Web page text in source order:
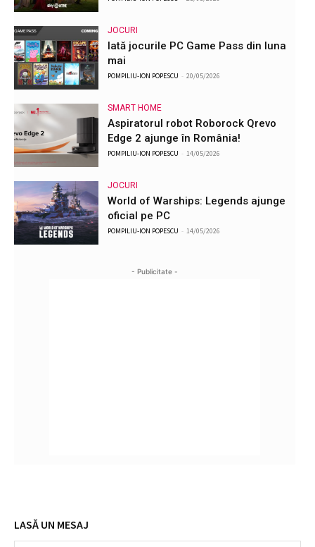
JOCURI
Iată jocurile PC Game Pass din luna
mai
POMPILIU-ION POPESCU - 20/05/2026
SMART HOME
Aspiratorul robot Roborock Qrevo
Edge 2 ajunge în România!
POMPILIU-ION POPESCU - 14/05/2026
JOCURI
World of Warships: Legends ajunge
oficial pe PC
POMPILIU-ION POPESCU - 14/05/2026
- Publicitate -
LASĂ UN MESAJ